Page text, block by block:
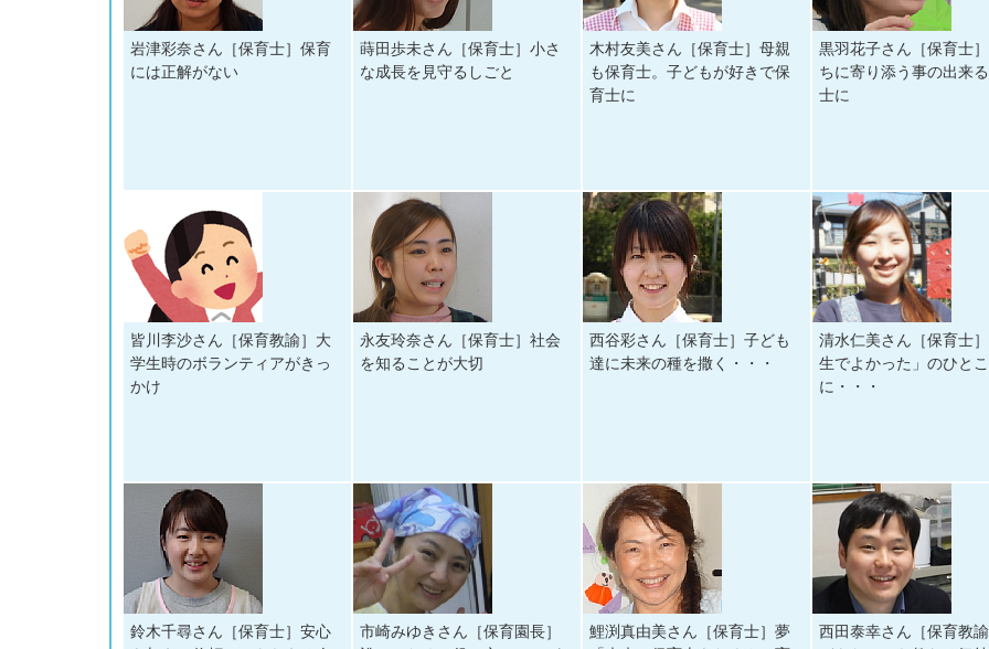
岩津彩奈さん［保育士］保育
には正解がない
蒔田歩未さん［保育士］小さ
な成長を見守るしごと
木村友美さん［保育士］母親
も保育士。子どもが好きで保
育士に
黒羽花子さん［保育士
ちに寄り添う事の出来
士に
皆川李沙さん［保育教諭］大
学生時のボランティアがきっ
かけ
永友玲奈さん［保育士］社会
を知ることが大切
西谷彩さん［保育士］子ども
達に未来の種を撒く・・・
清水仁美さん［保育士
生でよかった」のひとこ
に・・・
鈴木千尋さん［保育士］安心
市崎みゆきさん［保育園長］
鯉渕真由美さん［保育士］夢
西田泰幸さん［保育教